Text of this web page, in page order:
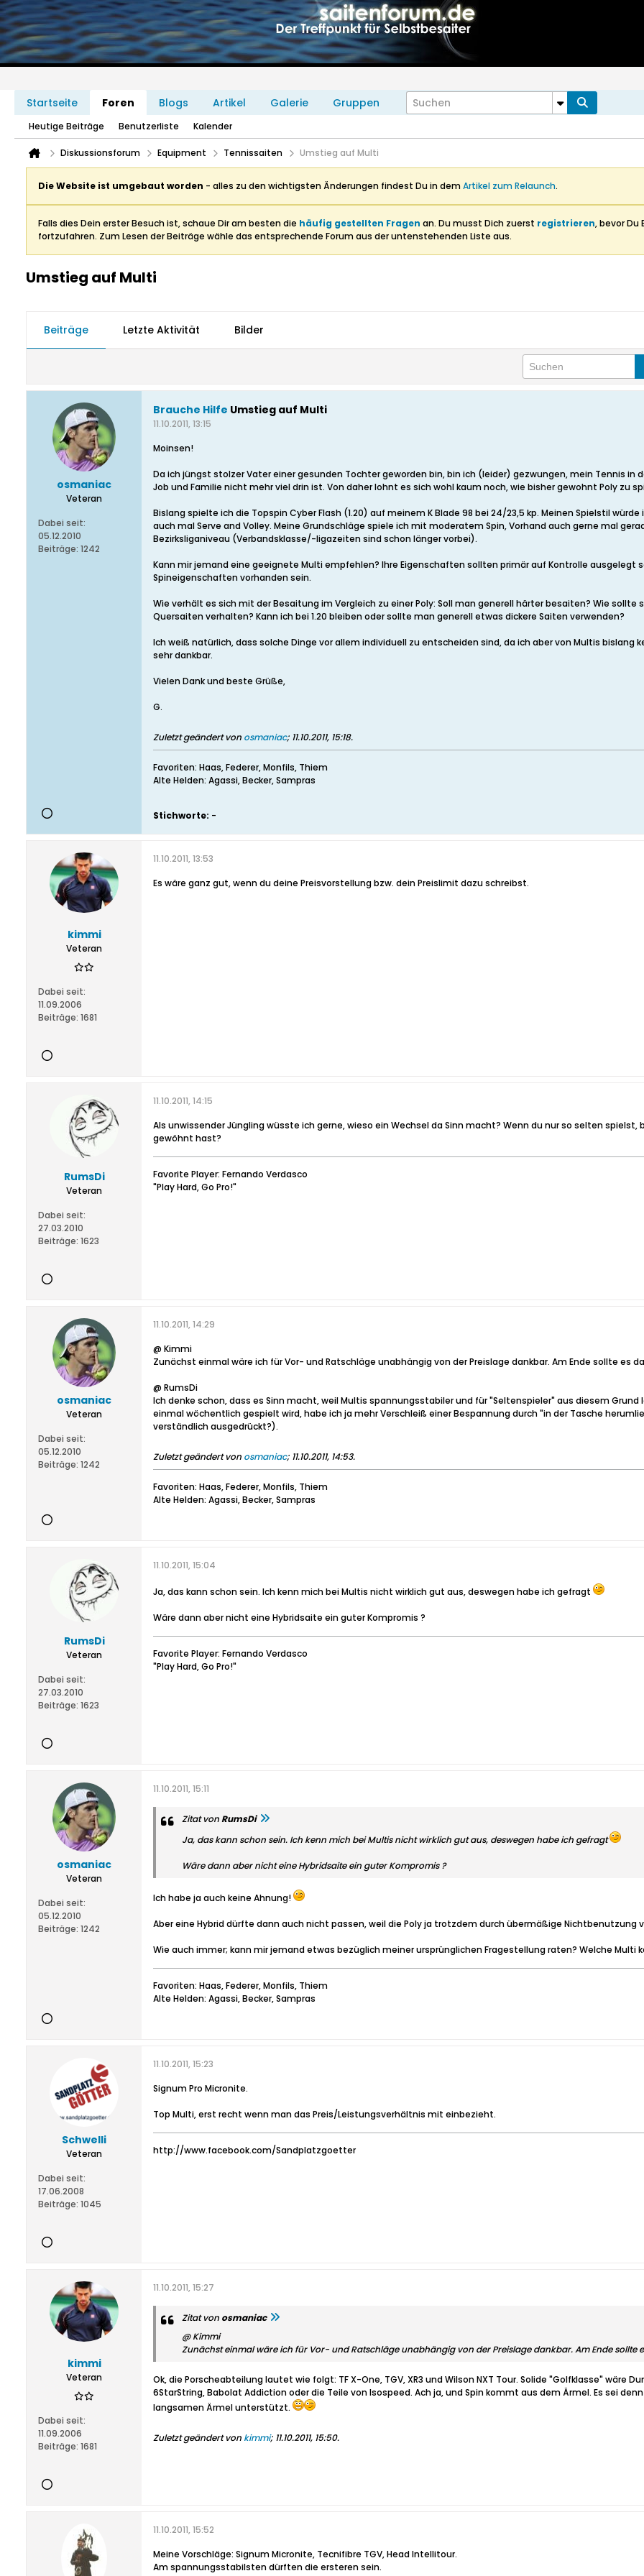
Startseite Foren Blogs Artikel Galerie Gruppen
Heutige Beiträge Benutzerliste Kalender
Diskussionsforum Equipment Tennissaiten Umstieg auf Multi
Die Website ist umgebaut worden - alles zu den wichtigsten Änderungen findest Du in demArtikel zum Relaunch.
Falls dies Dein erster Besuch ist, schaue Dir am besten die häufig gestellten Fragen an. Du musst Dich zuerst registrieren, bevor Du
fortzufahren. Zum Lesen der Beiträge wähle das entsprechende Forum aus der untenstehenden Liste aus.
Umstieg auf Multi
Beiträge Letzte Aktivität Bilder
osmaniac
Veteran
Dabei seit:
05.12.2010
Beiträge: 1242
Brauche Hilfe Umstieg auf Multi
11.10.2011, 13:15
Moinsen!
Da ich jüngst stolzer Vater einer gesunden Tochter geworden bin, bin ich (leider) gezwungen, mein Tennis in
Job und Familie nicht mehr viel drin ist. Von daher lohnt es sich wohl kaum noch, wie bisher gewohnt Poly zu
Bislang spielte ich die Topspin Cyber Flash (1.20) auf meinem K Blade 98 bei 24/23,5 kp. Meinen Spielstil
auch mal Serve and Volley. Meine Grundschläge spiele ich mit moderatem Spin, Vorhand auch gerne mal
Bezirksliganiveau (Verbandsklasse/-ligazeiten sind schon länger vorbei).
Kann mir jemand eine geeignete Multi empfehlen? Ihre Eigenschaften sollten primär auf Kontrolle ausgelegt
Spineigenschaften vorhanden sein.
Wie verhält es sich mit der Besaitung im Vergleich zu einer Poly: Soll man generell härter besaiten? Wie
Quersaiten verhalten? Kann ich bei 1.20 bleiben oder sollte man generell etwas dickere Saiten verwenden?
Ich weiß natürlich, dass solche Dinge vor allem individuell zu entscheiden sind, da ich aber von Multis bislang
sehr dankbar.
Vielen Dank und beste Grüße,
G.
Zuletzt geändert von osmaniac; 11.10.2011, 15:18.
Favoriten: Haas, Federer, Monfils, Thiem
Alte Helden: Agassi, Becker, Sampras
Stichworte: -
kimmi
Veteran
Dabei seit:
11.09.2006
Beiträge: 1681
11.10.2011, 13:53
Es wäre ganz gut, wenn du deine Preisvorstellung bzw. dein Preislimit dazu schreibst.
RumsDi
Veteran
Dabei seit:
27.03.2010
Beiträge: 1623
11.10.2011, 14:15
Als unwissender Jüngling wüsste ich gerne, wieso ein Wechsel da Sinn macht? Wenn du nur so selten
gewöhnt hast?
Favorite Player: Fernando Verdasco
"Play Hard, Go Pro!"
osmaniac
Veteran
Dabei seit:
05.12.2010
Beiträge: 1242
11.10.2011, 14:29
@ Kimmi
Zunächst einmal wäre ich für Vor- und Ratschläge unabhängig von der Preislage dankbar. Am Ende sollte es
@ RumsDi
Ich denke schon, dass es Sinn macht, weil Multis spannungsstabiler und für "Seltenspieler" aus diesem
einmal wöchentlich gespielt wird, habe ich ja mehr Verschleiß einer Bespannung durch "in der Tasche
verständlich ausgedrückt?).
Zuletzt geändert von osmaniac; 11.10.2011, 14:53.
Favoriten: Haas, Federer, Monfils, Thiem
Alte Helden: Agassi, Becker, Sampras
RumsDi
Veteran
Dabei seit:
27.03.2010
Beiträge: 1623
11.10.2011, 15:04
Ja, das kann schon sein. Ich kenn mich bei Multis nicht wirklich gut aus, deswegen habe ich gefragt
Wäre dann aber nicht eine Hybridsaite ein guter Kompromis ?
Favorite Player: Fernando Verdasco
"Play Hard, Go Pro!"
osmaniac
Veteran
Dabei seit:
05.12.2010
Beiträge: 1242
11.10.2011, 15:11
Zitat vonRumsDi
Ja, das kann schon sein. Ich kenn mich bei Multis nicht wirklich gut aus, deswegen habe ich gefragt
Wäre dann aber nicht eine Hybridsaite ein guter Kompromis ?
Ich habe ja auch keine Ahnung!
Aber eine Hybrid dürfte dann auch nicht passen, weil die Poly ja trotzdem durch übermäßige Nichtbenutzung
Wie auch immer; kann mir jemand etwas bezüglich meiner ursprünglichen Fragestellung raten? Welche Multi
Favoriten: Haas, Federer, Monfils, Thiem
Alte Helden: Agassi, Becker, Sampras
Schwelli
Veteran
Dabei seit:
17.06.2008
Beiträge: 1045
11.10.2011, 15:23
Signum Pro Micronite.
Top Multi, erst recht wenn man das Preis/Leistungsverhältnis mit einbezieht.
http://www.facebook.com/Sandplatzgoetter
kimmi
Veteran
Dabei seit:
11.09.2006
Beiträge: 1681
11.10.2011, 15:27
Zitat von osmaniac
@ Kimmi
Zunächst einmal wäre ich für Vor- und Ratschläge unabhängig von der Preislage dankbar. Am Ende sollte
Ok, die Porscheabteilung lautet wie folgt: TF X-One, TGV, XR3 und Wilson NXT Tour. Solide "Golfklasse" wäre
6StarString, Babolat Addiction oder die Teile von Isospeed. Ach ja, und Spin kommt aus dem Ärmel. Es sei
langsamen Ärmel unterstützt.
Zuletzt geändert von kimmi; 11.10.2011, 15:50.
11.10.2011, 15:52
Meine Vorschläge: Signum Micronite, Tecnifibre TGV, Head Intellitour.
Am spannungsstabilsten dürften die ersteren sein.